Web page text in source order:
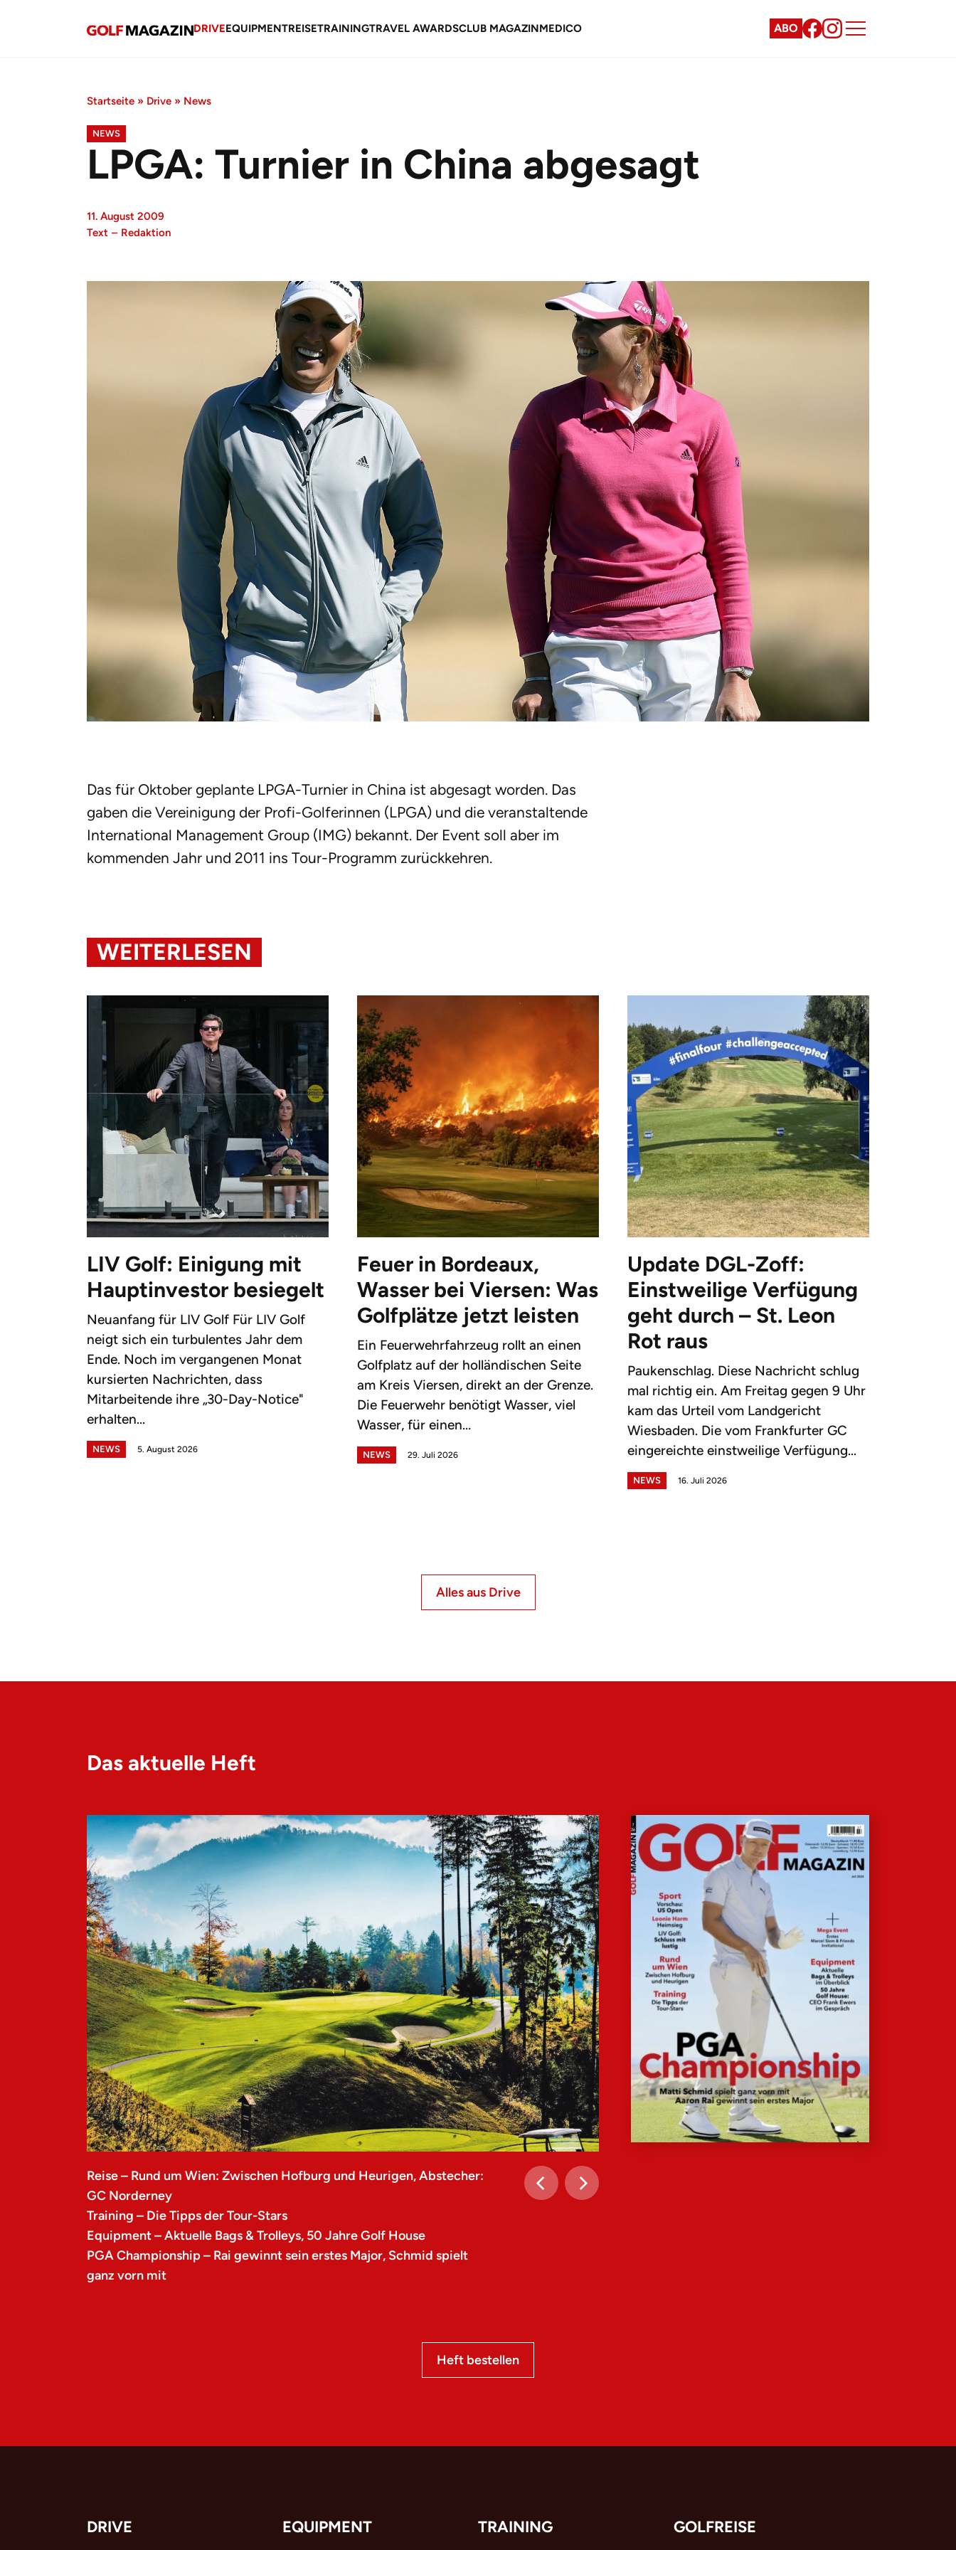
DRIVEEQUIPMENTREISETRAININGTRAVEL AWARDSCLUB MAGAZINMEDICO ABO
Startseite » Drive » News
NEWS
LPGA: Turnier in China abgesagt
11. August 2009
Text – Redaktion
Das für Oktober geplante LPGA-Turnier in China ist abgesagt worden. Das
gaben die Vereinigung der Profi-Golferinnen (LPGA) und die veranstaltende
International Management Group (IMG) bekannt. Der Event soll aber im
kommenden Jahr und 2011 ins Tour-Programm zurückkehren.
WEITERLESEN
LIV Golf: Einigung mit
Hauptinvestor besiegelt
Neuanfang für LIV Golf Für LIV Golf
neigt sich ein turbulentes Jahr dem
Ende. Noch im vergangenen Monat
kursierten Nachrichten, dass
Mitarbeitende ihre „30-Day-Notice"
erhalten...
NEWS 5. August 2026
Feuer in Bordeaux,
Wasser bei Viersen: Was
Golfplätze jetzt leisten
Ein Feuerwehrfahrzeug rollt an einen
Golfplatz auf der holländischen Seite
am Kreis Viersen, direkt an der Grenze.
Die Feuerwehr benötigt Wasser, viel
Wasser, für einen...
NEWS 29. Juli 2026
Update DGL-Zoff:
Einstweilige Verfügung
geht durch – St. Leon
Rot raus
Paukenschlag. Diese Nachricht schlug
mal richtig ein. Am Freitag gegen 9 Uhr
kam das Urteil vom Landgericht
Wiesbaden. Die vom Frankfurter GC
eingereichte einstweilige Verfügung...
NEWS 16. Juli 2026
Alles aus Drive
Das aktuelle Heft
Reise – Rund um Wien: Zwischen Hofburg und Heurigen, Abstecher:
GC Norderney
Training – Die Tipps der Tour-Stars
Equipment – Aktuelle Bags & Trolleys, 50 Jahre Golf House
PGA Championship – Rai gewinnt sein erstes Major, Schmid spielt
ganz vorn mit
Heft bestellen
DRIVE EQUIPMENT TRAINING GOLFREISE